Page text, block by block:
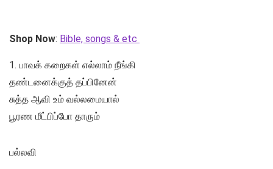
Shop Now: Bible, songs & etc
1. பாவக் கறைகள் எல்லாம் நீங்கி
தண்டனைக்குத் தப்பினேன்
சுத்த ஆவி உம் வல்லமையால்
பூரண மீட்பிப்போ தாரும்
பல்லவி